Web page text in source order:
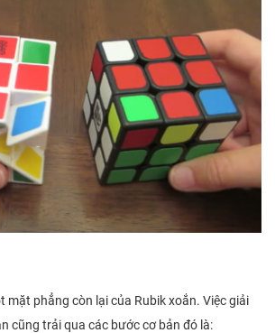
mặt phẳng còn lại của Rubik xoắn. Việc giải
cũng trải qua các bước cơ bản đó là: